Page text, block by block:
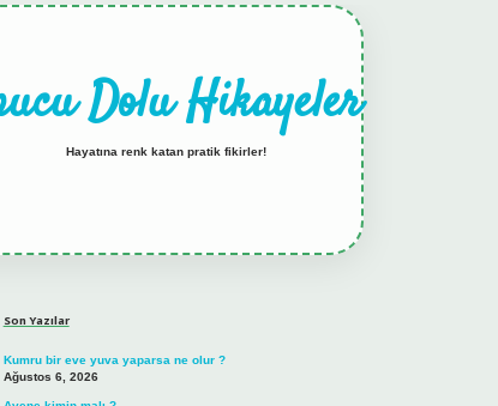
Dolu Hikayeler
Hayatına renk katan pratik fikirler!
Son Yazılar
Kumru bir eve yuva yaparsa ne olur ?
Ağustos 6, 2026